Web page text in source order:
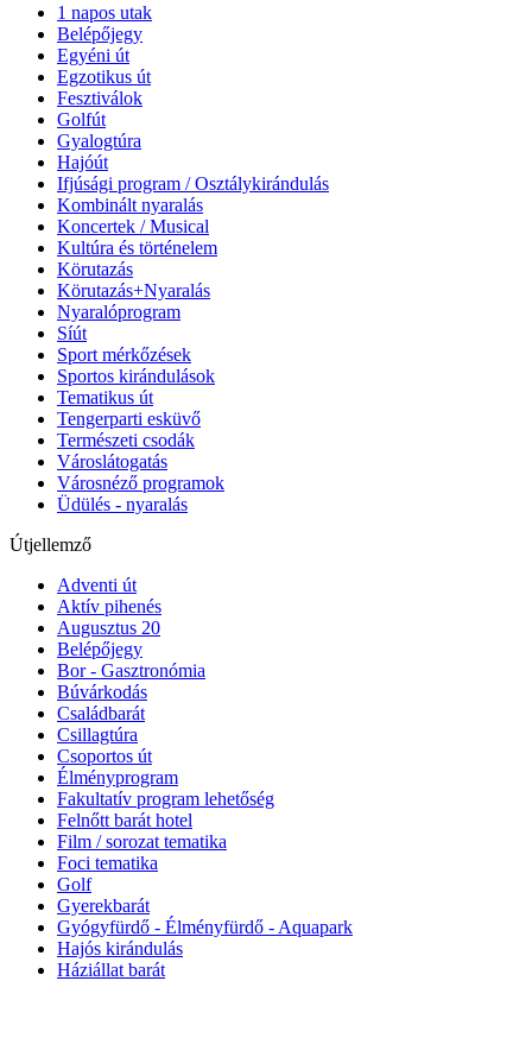
1 napos utak
Belépőjegy
Egyéni út
Egzotikus út
Fesztiválok
Golfút
Gyalogtúra
Hajóút
Ifjúsági program / Osztálykirándulás
Kombinált nyaralás
Koncertek / Musical
Kultúra és történelem
Körutazás
Körutazás+Nyaralás
Nyaralóprogram
Síút
Sport mérkőzések
Sportos kirándulások
Tematikus út
Tengerparti esküvő
Természeti csodák
Városlátogatás
Városnéző programok
Üdülés - nyaralás
Útjellemző
Adventi út
Aktív pihenés
Augusztus 20
Belépőjegy
Bor - Gasztronómia
Búvárkodás
Családbarát
Csillagtúra
Csoportos út
Élményprogram
Fakultatív program lehetőség
Felnőtt barát hotel
Film / sorozat tematika
Foci tematika
Golf
Gyerekbarát
Gyógyfürdő - Élményfürdő - Aquapark
Hajós kirándulás
Háziállat barát